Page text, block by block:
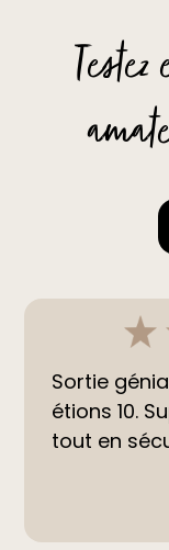
Sortie
étions 10.
tout en